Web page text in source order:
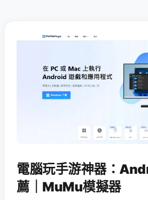
電腦玩手游神器：
薦｜MuMu模擬器